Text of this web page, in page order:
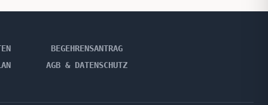
BEGEHRENSANTRAG
AGB & DATENSCHUTZ